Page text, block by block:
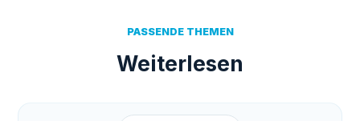
PASSENDE THEMEN
Weiterlesen